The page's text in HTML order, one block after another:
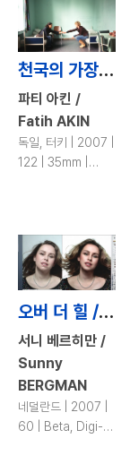
천국의 가장자리 / The Edge of Heaven
파티 아킨 /
Fatih AKIN
독일, 터키 | 2007 |
122 | 35mm |
오버 더 힐 / Over the Hill
서니 베르히만 /
Sunny
BERGMAN
네덜란드 | 2007 |
60 | Beta, Digi-